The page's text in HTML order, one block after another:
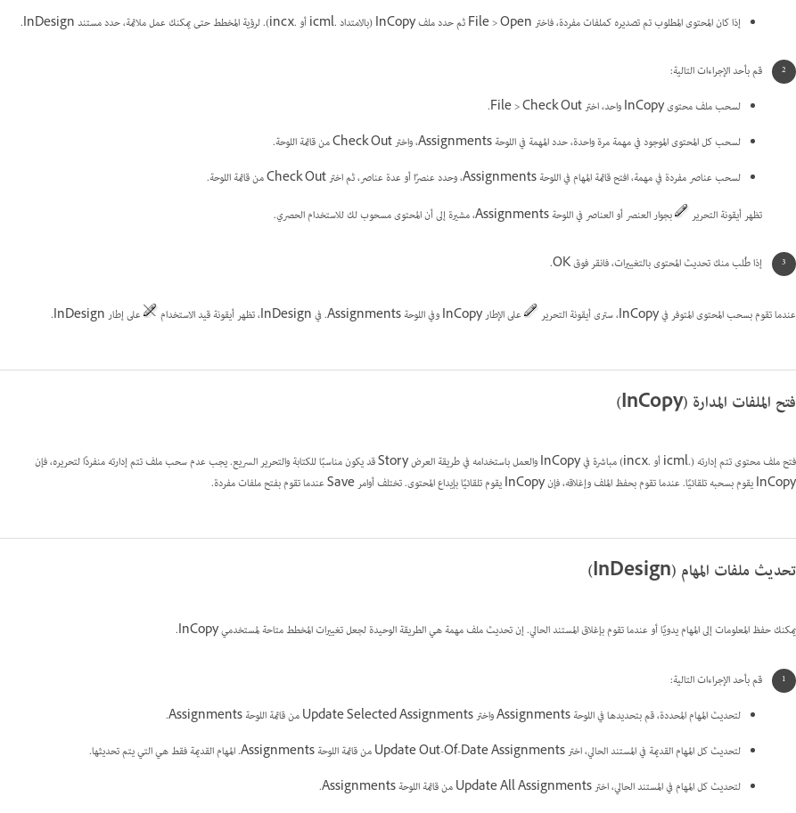
إذا كان المحتوى المطلوب تم تصديره كملفات مفردة، فاختر File > Open ثم حدد ملف InCopy (بالامتداد .icml أو .incx). لرؤية المخطط حتى يمكنك عمل ملائمة، حدد مستند InDesign.
قم بأحد الإجراءات التالية:
لسحب ملف محتوى InCopy واحد، اختر File > Check Out.
لسحب كل المحتوى الموجود في مهمة مرة واحدة، حدد المهمة في اللوحة Assignments، واختر Check Out من قائمة اللوحة.
لسحب عناصر مفردة في مهمة، افتح قائمة المهام في اللوحة Assignments، وحدد عنصرًا أو عدة عناصر، ثم اختر Check Out من قائمة اللوحة.
تظهر أيقونة التحرير
بجوار العنصر أو العناصر في اللوحة Assignments، مشيرة إلى أن المحتوى مسحوب لك للاستخدام الحصري.
إذا طُلب منك تحديث المحتوى بالتغييرات، فانقر فوق OK.
عندما تقوم بسحب المحتوى المتوفر في InCopy، سترى أيقونة التحرير على الإطار InCopy وفي اللوحة Assignments. في InDesign، تظهر أيقونة قيد الاستخدام على إطار InDesign.
فتح الملفات المدارة (InCopy)
فتح ملف محتوى تتم إدارته (.icml أو .incx) مباشرة في InCopy والعمل باستخدامه في طريقة العرض Story قد يكون مناسبًا للكتابة والتحرير السريع. يجب عدم سحب ملف تتم إدارته منفردًا لتحريره، فإن
InCopy يقوم بسحبه تلقائيًا. عندما تقوم بحفظ الملف وإغلاقه، فإن InCopy يقوم تلقائيًا بإيداع المحتوى. تختلف أوامر Save عندما تقوم بفتح ملفات مفردة.
تحديث ملفات المهام (InDesign)
يمكنك حفظ المعلومات إلى المهام يدويًا أو عندما تقوم بإغلاق المستند الحالي. إن تحديث ملف مهمة هي الطريقة الوحيدة لجعل تغييرات المخطط متاحة لمستخدمي InCopy.
قم بأحد الإجراءات التالية:
لتحديث المهام المحددة، قم بتحديدها في اللوحة Assignments واختر Update Selected Assignments من قائمة اللوحة Assignments.
لتحديث كل المهام القديمة في المستند الحالي، اختر Update Out-Of-Date Assignments من قائمة اللوحة Assignments. المهام القديمة فقط هي التي يتم تحديثها.
لتحديث كل المهام في المستند الحالي، اختر Update All Assignments من قائمة اللوحة Assignments.